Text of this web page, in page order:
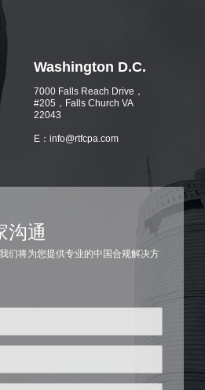
Washington D.C.
7000 Falls Reach Drive，
#205，Falls Church VA
22043
E：info@rtfcpa.com
沟通
们将为您提供专业的中国合规解决方